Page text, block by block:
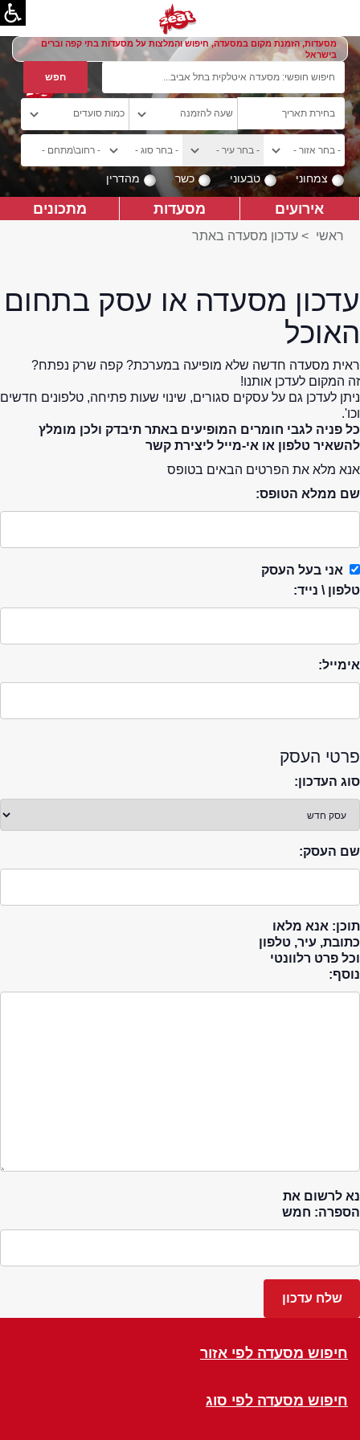
מסעדות, הזמנת מקום במסעדה, חיפוש והמלצות על מסעדות בתי קפה וברים
בישראל
צמחוני טבעוני כשר מהדרין
אירועים מסעדות מתכונים
ראשי > עדכון מסעדה באתר
עדכון מסעדה או עסק בתחום
האוכל
ראית מסעדה חדשה שלא מופיעה במערכת? קפה שרק נפתח?
זה המקום לעדכן אותנו!
ניתן לעדכן גם על עסקים סגורים, שינוי שעות פתיחה, טלפונים חדשים
וכו'.
כל פניה לגבי חומרים המופיעים באתר תיבדק ולכן מומלץ
להשאיר טלפון או אי-מייל ליצירת קשר
אנא מלא את הפרטים הבאים בטופס
שם ממלא הטופס:
אני בעל העסק
טלפון \ נייד:
אימייל:
פרטי העסק
סוג העדכון:
שם העסק:
תוכן: אנא מלאו
כתובת, עיר, טלפון
וכל פרט רלוונטי
נוסף:
נא לרשום את
הספרה: חמש
חיפוש מסעדה לפי אזור
חיפוש מסעדה לפי סוג